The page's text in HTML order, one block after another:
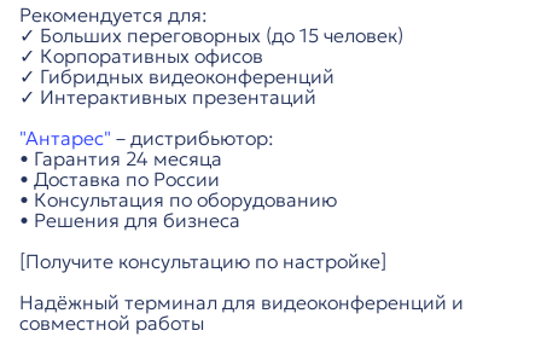
Рекомендуется для:
✓ Больших переговорных (до 15 человек)
✓ Корпоративных офисов
✓ Гибридных видеоконференций
✓ Интерактивных презентаций
"Антарес" – дистрибьютор:
• Гарантия 24 месяца
• Доставка по России
• Консультация по оборудованию
• Решения для бизнеса
[Получите консультацию по настройке]
Надёжный терминал для видеоконференций и
совместной работы